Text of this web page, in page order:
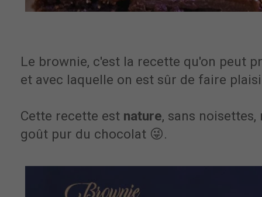
Le brownie, c'est la recette qu'on peut
et avec laquelle on est sûr de faire
Cette recette est nature, sans
goût pur du chocolat 😜.